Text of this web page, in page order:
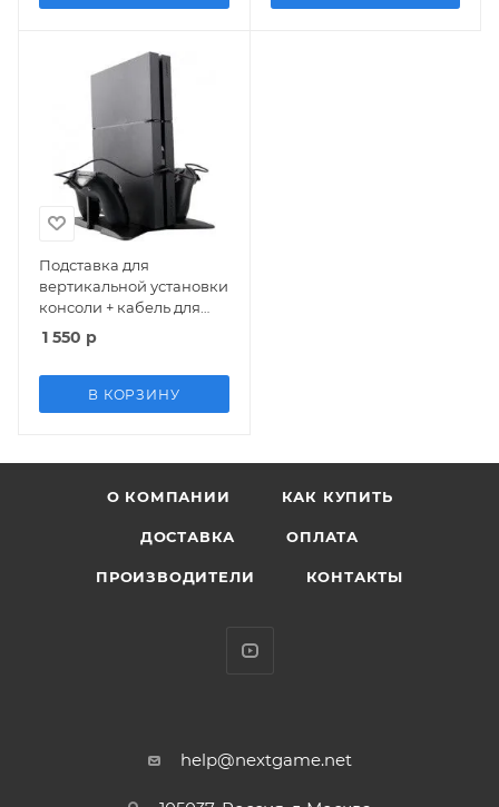
Подставка для
вертикальной установки
консоли + кабель для
зарядки геймпадов
(KJH-PS4-SLIM/PRO-01)
1 550 р
В КОРЗИНУ
О КОМПАНИИ КАК КУПИТЬ
ДОСТАВКА ОПЛАТА
ПРОИЗВОДИТЕЛИ КОНТАКТЫ
help@nextgame.net